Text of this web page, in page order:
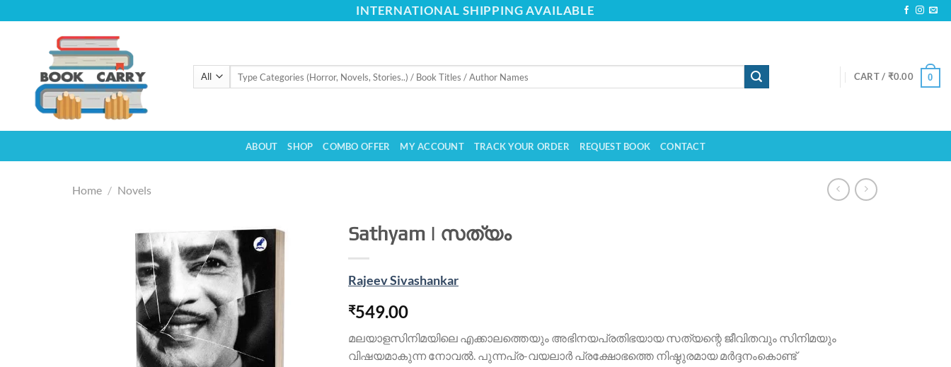
to
INTERNATIONAL SHIPPING AVAILABLE
CART / ₹0.00 0
ABOUT SHOP COMBO OFFER MY ACCOUNT TRACK YOUR ORDER REQUEST BOOK CONTACT
Home / Novels
Sathyam | സത്യം
Rajeev Sivashankar
₹549.00
മലയാളസിനിമയിലെ എക്കാലത്തെയും അഭിനയപ്രതിഭയായ സത്യന്റെ ജീവിതവും സിനിമയും
വിഷയമാകുന്ന നോവല്‍. പുന്നപ്ര-വയലാര്‍ പ്രക്ഷോഭത്തെ നിഷ്ഠുരമായ മര്‍ദ്ദനംകൊണ്ട്